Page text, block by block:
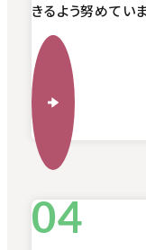
きるよう努めていま